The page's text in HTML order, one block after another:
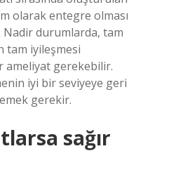
olarak entegre olması
Nadir durumlarda, tam
tam iyileşmesi
ameliyat gerekebilir.
iyi bir seviyeye geri
gerekir.
sağır